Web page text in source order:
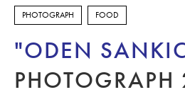
PHOTOGRAPH FOOD
"ODEN